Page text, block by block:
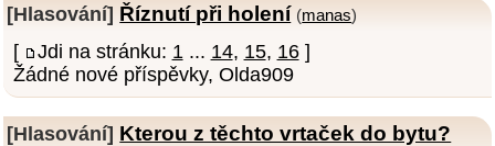
[Hlasování] Říznutí při holení (manas)
[ Jdi na stránku: 1 ... 14, 15, 16]
Žádné nové příspěvky, Olda909
[Hlasování] Kterou z těchto vrtaček do bytu?